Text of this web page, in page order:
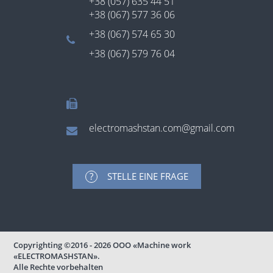
+38 (067) 577 36 06
+38 (067) 574 65 30
+38 (067) 579 76 04
electromashstan.com@gmail.com
STELLE EINE FRAGE
Copyrighting©2016 - 2026ООО «Machine work
«ELECTROMASHSTAN».
Alle Rechte vorbehalten